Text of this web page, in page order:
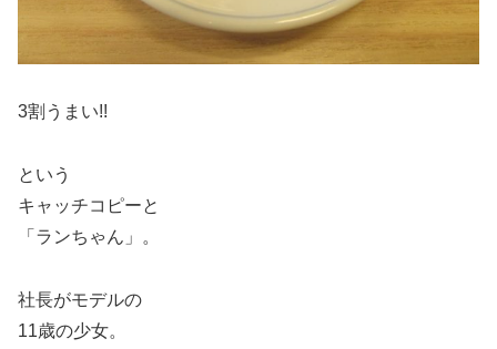
3割うまい!!
という
キャッチコピーと
「ランちゃん」。
社長がモデルの
11歳の少女。